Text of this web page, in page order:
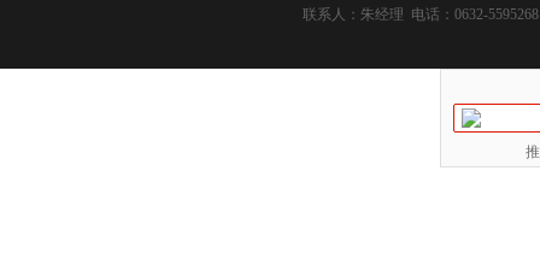
联系人：朱经理 电话：0632-